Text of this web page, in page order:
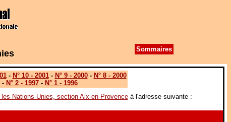
Sommaires
- N° 10 - 2001- N° 9 - 2000- N° 8 - 2000
- N° 2 - 1997- N° 1 - 1996
Nations Unies, section Aix-en-Provenceà l'adresse suivante :